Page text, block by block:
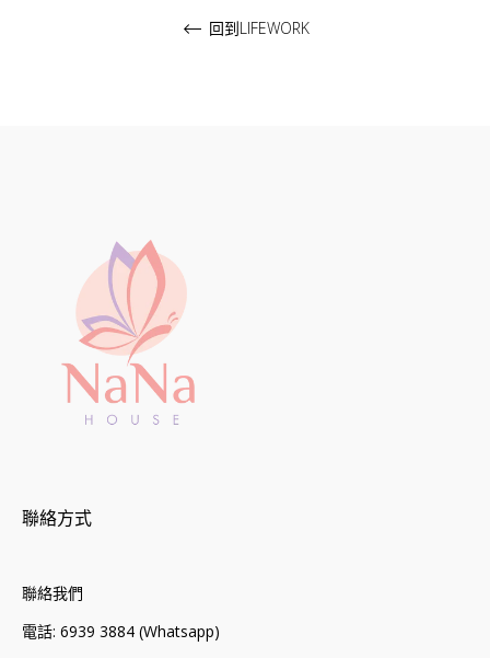
回到LIFEWORK
聯絡方式
聯絡我們
電話: 6939 3884 (Whatsapp)